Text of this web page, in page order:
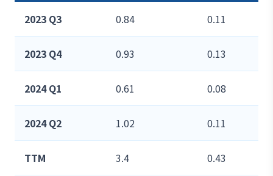
2023 Q3 0.84 0.11
2023 Q4 0.93 0.13
2024 Q1 0.61 0.08
2024 Q2 1.02 0.11
TTM 3.4 0.43